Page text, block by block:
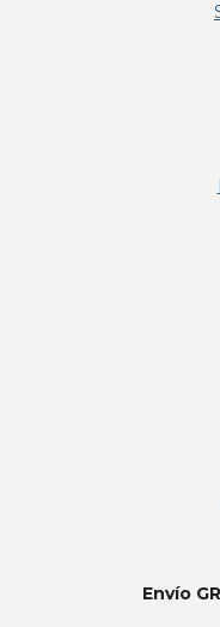
Envío